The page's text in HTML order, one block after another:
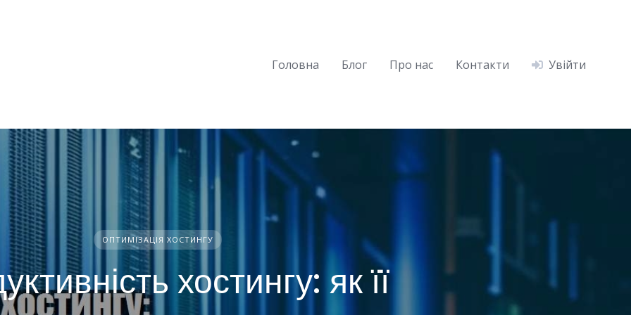
Головна
Блог Про нас Контакти Увійти
ОПТИМІЗАЦІЯ ХОСТИНГУ
хостингу: як її